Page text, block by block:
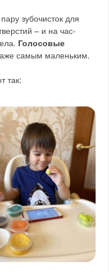
зубочисток для
– и на час-
Голосовые
самым маленьким.
так: